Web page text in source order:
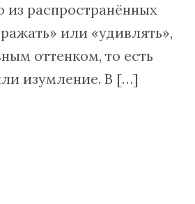
из распространённых
или «удивлять»,
оттенком, то есть
изумление. В […]